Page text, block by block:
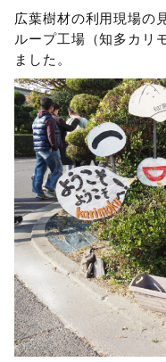
広葉樹材の利用現場の
ループ工場（知多カリ
ました。